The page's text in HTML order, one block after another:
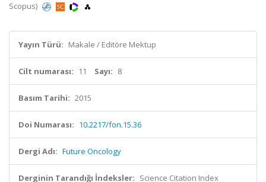
Scopus)
Yayın Türü: Makale / Editöre Mektup
Cilt numarası: 11 Sayı: 8
Basım Tarihi: 2015
Doi Numarası: 10.2217/fon.15.36
Dergi Adı: Future Oncology
Derginin Tarandığı İndeksler: Science Citation Index